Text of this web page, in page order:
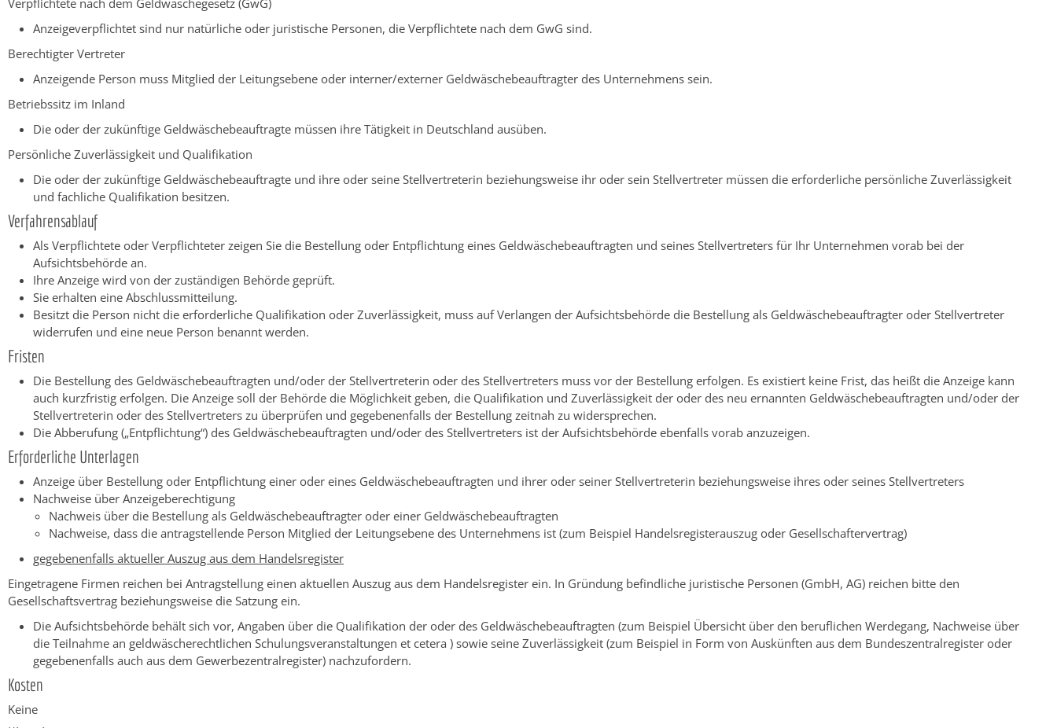
Verpflichtete nach dem Geldwäschegesetz (GwG)
Anzeigeverpflichtet sind nur natürliche oder juristische Personen, die Verpflichtete nach dem GwG sind.
Berechtigter Vertreter
Anzeigende Person muss Mitglied der Leitungsebene oder interner/externer Geldwäschebeauftragter des Unternehmens sein.
Betriebssitz im Inland
Die oder der zukünftige Geldwäschebeauftragte müssen ihre Tätigkeit in Deutschland ausüben.
Persönliche Zuverlässigkeit und Qualifikation
Die oder der zukünftige Geldwäschebeauftragte und ihre oder seine Stellvertreterin beziehungsweise ihr oder sein Stellvertreter müssen die erforderliche persönliche Zuverlässigkeit
und fachliche Qualifikation besitzen.
Verfahrensablauf
Als Verpflichtete oder Verpflichteter zeigen Sie die Bestellung oder Entpflichtung eines Geldwäschebeauftragten und seines Stellvertreters für Ihr Unternehmen vorab bei der
Aufsichtsbehörde an.
Ihre Anzeige wird von der zuständigen Behörde geprüft.
Sie erhalten eine Abschlussmitteilung.
Besitzt die Person nicht die erforderliche Qualifikation oder Zuverlässigkeit, muss auf Verlangen der Aufsichtsbehörde die Bestellung als Geldwäschebeauftragter oder Stellvertreter
widerrufen und eine neue Person benannt werden.
Fristen
Die Bestellung des Geldwäschebeauftragten und/oder der Stellvertreterin oder des Stellvertreters muss vor der Bestellung erfolgen. Es existiert keine Frist, das heißt die Anzeige kann
auch kurzfristig erfolgen. Die Anzeige soll der Behörde die Möglichkeit geben, die Qualifikation und Zuverlässigkeit der oder des neu ernannten Geldwäschebeauftragten und/oder der
Stellvertreterin oder des Stellvertreters zu überprüfen und gegebenenfalls der Bestellung zeitnah zu widersprechen.
Die Abberufung („Entpflichtung“) des Geldwäschebeauftragten und/oder des Stellvertreters ist der Aufsichtsbehörde ebenfalls vorab anzuzeigen.
Erforderliche Unterlagen
Anzeige über Bestellung oder Entpflichtung einer oder eines Geldwäschebeauftragten und ihrer oder seiner Stellvertreterin beziehungsweise ihres oder seines Stellvertreters
Nachweise über Anzeigeberechtigung
Nachweis über die Bestellung als Geldwäschebeauftragter oder einer Geldwäschebeauftragten
Nachweise, dass die antragstellende Person Mitglied der Leitungsebene des Unternehmens ist (zum Beispiel Handelsregisterauszug oder Gesellschaftervertrag)
gegebenenfalls aktueller Auszug aus dem Handelsregister
Eingetragene Firmen reichen bei Antragstellung einen aktuellen Auszug aus dem Handelsregister ein. In Gründung befindliche juristische Personen (GmbH, AG) reichen bitte den
Gesellschaftsvertrag beziehungsweise die Satzung ein.
Die Aufsichtsbehörde behält sich vor, Angaben über die Qualifikation der oder des Geldwäschebeauftragten (zum Beispiel Übersicht über den beruflichen Werdegang, Nachweise über
die Teilnahme an geldwäscherechtlichen Schulungsveranstaltungen et cetera ) sowie seine Zuverlässigkeit (zum Beispiel in Form von Auskünften aus dem Bundeszentralregister oder
gegebenenfalls auch aus dem Gewerbezentralregister) nachzufordern.
Kosten
Keine